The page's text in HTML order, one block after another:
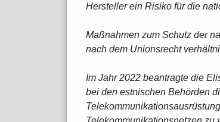
Hersteller ein Risiko für die
Maßnahmen zum Schutz der
nach dem Unionsrecht
Im Jahr 2022 beantragte die
bei den estnischen Behörden